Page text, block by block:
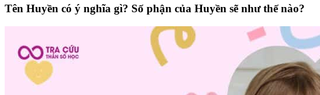
Tên Huyền có ý nghĩa gì? Số phận của Huyền sẽ như thế nào?